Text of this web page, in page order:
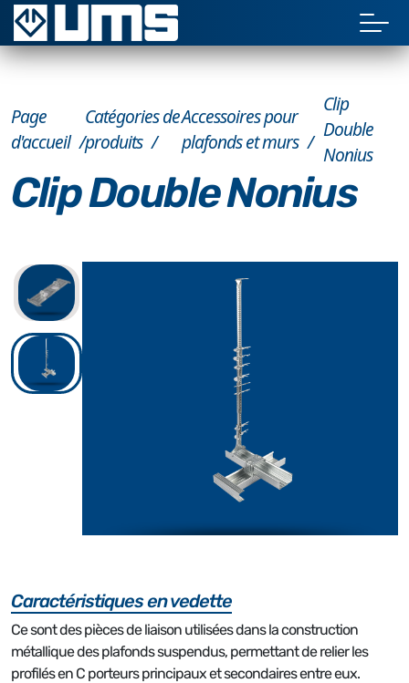
Page
d'accueil
Catégories de
produits
Accessoires pour
plafonds et murs
Clip
Double
Nonius
Clip Double Nonius
Caractéristiques en vedette
Ce sont des pièces de liaison utilisées dans la construction
métallique des plafonds suspendus, permettant de relier les
profilés en C porteurs principaux et secondaires entre eux.